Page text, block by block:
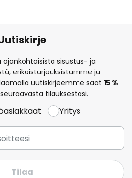
ajankohtaisista sisustus- ja
erikoistarjouksistamme ja
uutiskirjeemme saat 15 %
tilauksestasi.
Yritys
Tilaa